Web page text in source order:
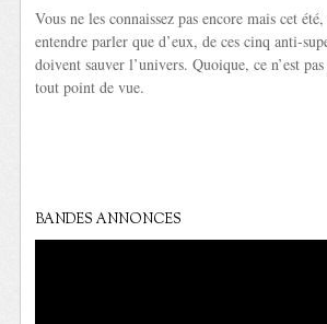
Vous ne les connaissez pas encore mais cet
entendre parler que d’eux, de ces cinq anti-
doivent sauver l’univers. Quoique, ce n’est
tout point de vue.
BANDES ANNONCES